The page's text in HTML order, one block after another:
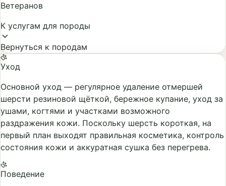
Ветеранов
К услугам для породы
Вернуться к породам
Уход
Основной уход — регулярное удаление отмершей
шерсти резиновой щёткой, бережное купание, уход за
ушами, когтями и участками возможного
раздражения кожи. Поскольку шерсть короткая, на
первый план выходят правильная косметика, контроль
состояния кожи и аккуратная сушка без перегрева.
Поведение